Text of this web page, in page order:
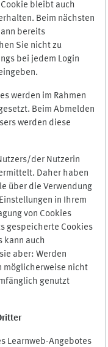
bleibt auch
Beim nächsten
bereits
Sie nicht zu
bei jedem Login
werden im Rahmen
Beim Abmelden
werden diese
der Nutzerin
Daher haben
über die Verwendung
in Ihrem
von Cookies
gespeicherte Cookies
kann auch
aber: Werden
möglicherweise nicht
genutzt
Learnweb-Angebotes